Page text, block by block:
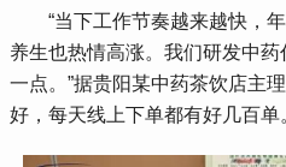
“当下工作节奏越来越快，年
养生也热情高涨。我们研发中
一点。”据贵阳某中药茶饮店主
好，每天线上下单都有好几百单